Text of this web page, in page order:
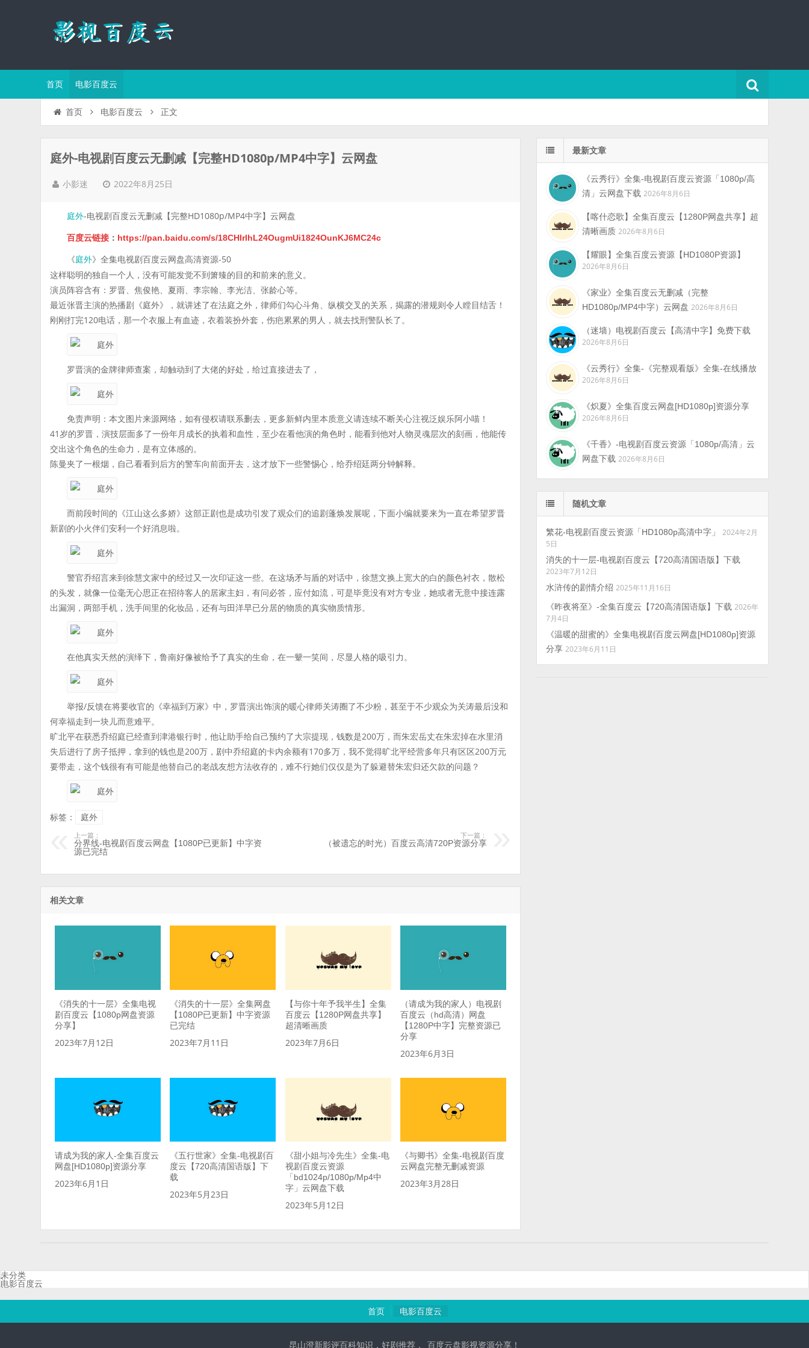
首页 电影百度云
首页 电影百度云 正文
庭外-电视剧百度云无删减【完整HD1080p/MP4中字】云网盘
小影迷 2022年8月25日
庭外-电视剧百度云无删减【完整HD1080p/MP4中字】云网盘
百度云链接 ： https://pan.baidu.com/s/18CHIrlhL24OugmUi1824OunKJ6MC24c
《庭外》全集电视剧百度云网盘高清资源-50
这样聪明的独自一个人，没有可能发觉不到箫臻的目的和前来的意义。
演员阵容含有：罗晋、焦俊艳、夏雨、李宗翰、李光洁、张龄心等。
最近张晋主演的热播剧《庭外》，就讲述了在法庭之外，律师们勾心斗角、纵横交叉的关系，揭露的潜规则令人瞠目结舌！
刚刚打完120电话，那一个衣服上有血迹，衣着装扮外套，伤疤累累的男人，就去找刑警队长了。
罗晋演的金牌律师查案，却触动到了大佬的好处，给过直接进去了，
免责声明：本文图片来源网络，如有侵权请联系删去，更多新鲜内里本质意义请连续不断关心注视泛娱乐阿小喵！
41岁的罗晋，演技层面多了一份年月成长的执着和血性，至少在看他演的角色时，能看到他对人物灵魂层次的刻画，他能传
交出这个角色的生命力，是有立体感的。
陈曼夹了一根烟，自己看看到后方的警车向前面开去，这才放下一些警惕心，给乔绍廷两分钟解释。
而前段时间的《江山这么多娇》这部正剧也是成功引发了观众们的追剧蓬焕发展呢，下面小编就要来为一直在希望罗晋
新剧的小火伴们安利一个好消息啦。
警官乔绍言来到徐慧文家中的经过又一次印证这一些。在这场矛与盾的对话中，徐慧文换上宽大的白的颜色衬衣，散松
的头发，就像一位毫无心思正在招待客人的居家主妇，有问必答，应付如流，可是毕竟没有对方专业，她或者无意中接连露
出漏洞，两部手机，洗手间里的化妆品，还有与田洋早已分居的物质的真实物质情形。
在他真实天然的演绎下，鲁南好像被给予了真实的生命，在一颦一笑间，尽显人格的吸引力。
举报/反馈在将要收官的《幸福到万家》中，罗晋演出饰演的暖心律师关涛圈了不少粉，甚至于不少观众为关涛最后没和
何幸福走到一块儿而意难平。
旷北平在获悉乔绍庭已经查到津港银行时，他让助手给自己预约了大宗提现，钱数是200万，而朱宏岳丈在朱宏掉在水里消
失后进行了房子抵押，拿到的钱也是200万，剧中乔绍庭的卡内余额有170多万，我不觉得旷北平经营多年只有区区200万元
要带走，这个钱很有有可能是他替自己的老战友想方法收存的，难不行她们仅仅是为了躲避替朱宏归还欠款的问题？
标签： 庭外
上一篇：
分界线-电视剧百度云网盘【1080P已更新】中字资
源已完结
下一篇：
（被遗忘的时光）百度云高清720P资源分享
相关文章
《消失的十一层》全集电视
剧百度云【1080p网盘资源
分享】
2023年7月12日
《消失的十一层》全集网盘
【1080P已更新】中字资源
已完结
2023年7月11日
【与你十年予我半生】全集
百度云【1280P网盘共享】
超清晰画质
2023年7月6日
（请成为我的家人）电视剧
百度云（hd高清）网盘
【1280P中字】完整资源已
分享
2023年6月3日
请成为我的家人-全集百度云
网盘[HD1080p]资源分享
2023年6月1日
《五行世家》全集-电视剧百
度云【720高清国语版】下
载
2023年5月23日
《甜小姐与冷先生》全集-电
视剧百度云资源
「bd1024p/1080p/Mp4中
字」云网盘下载
2023年5月12日
《与卿书》全集-电视剧百度
云网盘完整无删减资源
2023年3月28日
最新文章
《云秀行》全集-电视剧百度云资源「1080p/高
清」云网盘下载 2026年8月6日
【喀什恋歌】全集百度云【1280P网盘共享】超
清晰画质 2026年8月6日
【耀眼】全集百度云资源【HD1080P资源】
2026年8月6日
《家业》全集百度云无删减（完整
HD1080p/MP4中字）云网盘 2026年8月6日
（迷墙）电视剧百度云【高清中字】免费下载
2026年8月6日
《云秀行》全集-《完整观看版》全集-在线播放
2026年8月6日
《炽夏》全集百度云网盘[HD1080p]资源分享
2026年8月6日
《千香》-电视剧百度云资源「1080p/高清」云
网盘下载 2026年8月6日
随机文章
繁花-电视剧百度云资源「HD1080p高清中字」
2024年2月
5日
消失的十一层-电视剧百度云【720高清国语版】下载
2023年7月12日
水浒传的剧情介绍 2025年11月16日
《昨夜将至》-全集百度云【720高清国语版】下载 2026年
7月4日
《温暖的甜蜜的》全集电视剧百度云网盘[HD1080p]资源
分享 2023年6月11日
未分类
电影百度云
首页 电影百度云
昆山澄新影评百科知识，好剧推荐，_百度云盘影视资源分享！